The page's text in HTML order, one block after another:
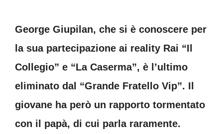
George Giupilan, che si è conoscere per
la sua partecipazione ai reality Rai “Il
Collegio” e “La Caserma”, è l’ultimo
eliminato dal “Grande Fratello Vip”. Il
giovane ha però un rapporto tormentato
con il papà, di cui parla raramente.